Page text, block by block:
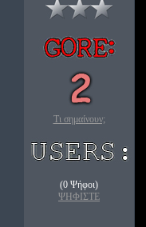
Τι σημαίνουν;
(0 Ψήφοι)
ΨΗΦΙΣΤΕ